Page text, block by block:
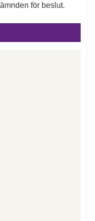
för beslut.